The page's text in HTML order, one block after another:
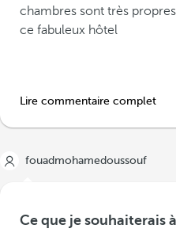
chambres sont très
ce fabuleux hôtel
Lire commentaire complet
fouadmohamedoussouf
Ce que je souhaiterais